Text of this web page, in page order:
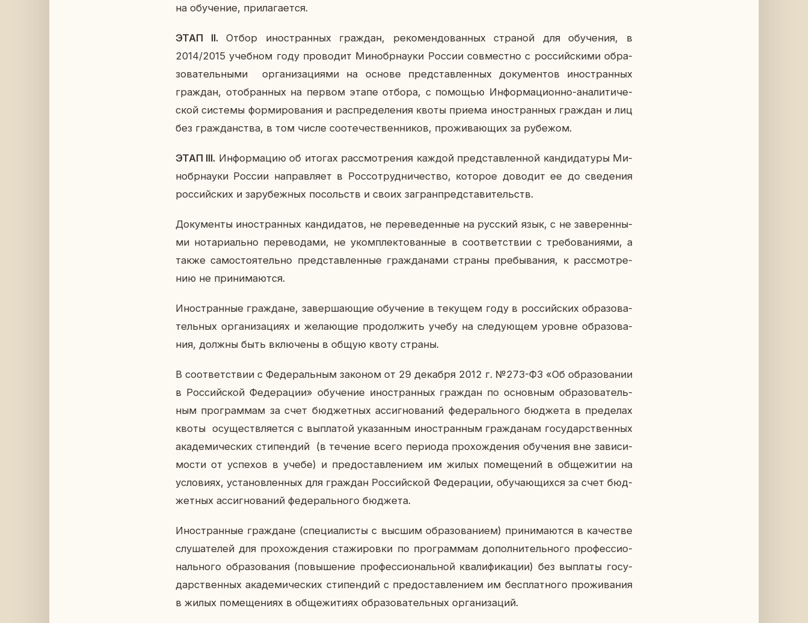
на обу­че­ние, при­ла­га­ет­ся.
ЭТАП II. Отбор ино­стран­ных граж­дан, ре­ко­мен­до­ван­ных стра­ной для обу­че­ния, в
2014/2015 учеб­ном году про­во­дит Ми­но­бр­на­у­ки России сов­мест­но с рос­сий­ски­ми об­ра­
зо­ва­тель­ны­ми ор­га­ни­за­ци­я­ми на основе пред­став­лен­ных до­ку­мен­тов ино­стран­ных
граж­дан, ото­бран­ных на первом этапе отбора, с по­мо­щью Ин­фор­ма­ци­он­но-ана­ли­ти­че­
ской си­сте­мы фор­ми­ро­ва­ния и рас­пре­де­ле­ния квоты приема ино­стран­ных граж­дан и лиц
без граж­дан­ства, в том числе со­оте­че­ствен­ни­ков, про­жи­ва­ю­щих за ру­бе­жом.
ЭТАП III. Ин­фор­ма­цию об итогах рас­смот­ре­ния каждой пред­став­лен­ной кан­ди­да­ту­ры Ми­
но­бр­на­у­ки России на­прав­ля­ет в Рос­со­труд­ни­че­ство, ко­то­рое до­во­дит ее до све­де­ния
рос­сий­ских и за­ру­беж­ных по­сольств и своих за­гран­пред­ста­ви­тельств.
До­ку­мен­ты ино­стран­ных кан­ди­да­тов, не пе­ре­ве­ден­ные на рус­ский язык, с не за­ве­рен­ны­
ми но­та­ри­аль­но пе­ре­во­да­ми, не уком­плек­то­ван­ные в со­от­вет­ствии с тре­бо­ва­ни­я­ми, а
также са­мо­сто­я­тель­но пред­став­лен­ные граж­да­на­ми страны пре­бы­ва­ния, к рас­смот­ре­
нию не при­ни­ма­ют­ся.
Ино­стран­ные граж­дане, за­вер­ша­ю­щие обу­че­ние в те­ку­щем году в рос­сий­ских об­ра­зо­ва­
тель­ных ор­га­ни­за­ци­ях и же­ла­ю­щие про­дол­жить учебу на сле­ду­ю­щем уровне об­ра­зо­ва­
ния, должны быть вклю­че­ны в общую квоту страны.
В со­от­вет­ствии с Фе­де­раль­ным за­ко­ном от 29 де­каб­ря 2012 г. №273-ФЗ «Об об­ра­зо­ва­нии
в Рос­сий­ской Фе­де­ра­ции» обу­че­ние ино­стран­ных граж­дан по ос­нов­ным об­ра­зо­ва­тель­
ным про­грам­мам за счет бюд­жет­ных ас­сиг­но­ва­ний фе­де­раль­но­го бюд­же­та в пре­де­лах
квоты осу­ществ­ля­ет­ся с вы­пла­той ука­зан­ным ино­стран­ным граж­да­нам го­су­дар­ствен­ных
ака­де­ми­че­ских сти­пен­дий (в те­че­ние всего пе­ри­о­да про­хож­де­ния обу­че­ния вне за­ви­си­
мо­сти от успе­хов в учебе) и предо­став­ле­ни­ем им жилых по­ме­ще­ний в об­ще­жи­тии на
усло­ви­ях, уста­нов­лен­ных для граж­дан Рос­сий­ской Фе­де­ра­ции, обу­ча­ю­щих­ся за счет бюд­
жет­ных ас­сиг­но­ва­ний фе­де­раль­но­го бюд­же­та.
Ино­стран­ные граж­дане (спе­ци­а­ли­сты с высшим об­ра­зо­ва­ни­ем) при­ни­ма­ют­ся в ка­че­стве
слу­ша­те­лей для про­хож­де­ния ста­жи­ров­ки по про­грам­мам до­пол­ни­тель­но­го про­фес­си­о­
наль­но­го об­ра­зо­ва­ния (по­вы­ше­ние про­фес­си­о­наль­ной ква­ли­фи­ка­ции) без вы­пла­ты го­су­
дар­ствен­ных ака­де­ми­че­ских сти­пен­дий с предо­став­ле­ни­ем им бес­плат­но­го про­жи­ва­ния
в жилых по­ме­ще­ни­ях в об­ще­жи­ти­ях об­ра­зо­ва­тель­ных ор­га­ни­за­ций.